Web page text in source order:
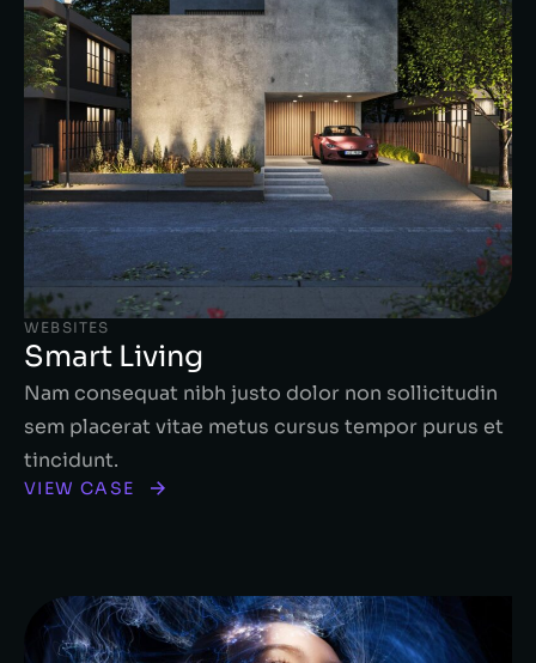
WEBSITES
Smart Living
Nam consequat nibh justo dolor non sollicitudin
sem placerat vitae metus cursus tempor purus et
tincidunt.
VIEW CASE